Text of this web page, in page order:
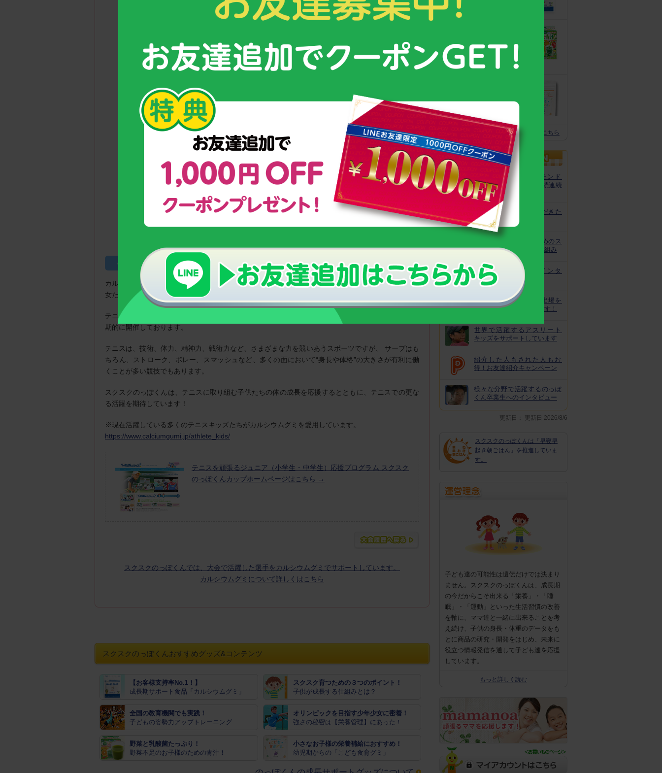
12歳以下 女子シングルスの部
内田 結菜選手（写真左） 永岡 咲良選手（写真右）
のっぽくんカップとは
カルシウムグミを皆さまに提供している「スクスクのっぽくん」は、テニスに真剣に取り組む少年少
女たちを応援します！
テニス大会の企画運営を行うファイブフォー株式会社と協力し、「スクスクのっぽくんカップ」を定
期的に開催しております。
テニスは、技術、体力、精神力、戦術力など、さまざまな力を競いあうスポーツですが、 サーブはも
ちろん、ストローク、ボレー、スマッシュなど、多くの面において“身長や体格”の大きさが有利に働
くことが多い競技でもあります。
スクスクのっぽくんは、テニスに取り組む子供たちの体の成長を応援するとともに、テニスでの更な
る活躍を期待しています！
※現在活躍している多くのテニスキッズたちがカルシウムグミを愛用しています。
https://www.calciumgumi.jp/athlete_kids/
テニスを頑張るジュニア（小学生・中学生）応援プログラム スクスク
のっぽくんカップホームページはこちら →
スクスクのっぽくんでは、大会で活躍した選手をカルシウムグミでサポートしています。
カルシウムグミについて詳しくはこちら
スクスクのっぽくんおすすめグッズ&コンテンツ
【お客様支持率No.1！】
成長期サポート食品「カルシウムグミ」
スクスク育つための３つのポイント！
子供が成長する仕組みとは？
全国の教育機関でも実践！
子どもの姿勢力アップトレーニング
オリンピックを目指す少年少女に密着！
強さの秘密は【栄養管理】にあった！
野菜と乳酸菌たっぷり！
野菜不足のお子様のための青汁！
小さなお子様の栄養補給におすすめ！
幼児期からの「こども食育グミ」
野菜と乳酸菌
たっぷり！
守る力を高める
給に最適！ 身
スクスクのっぽくん推奨全グッズはこちら
カルシウムグミが、モンド
「最高金賞」を13年連続連続
受賞！
非常時にお役立ていただきた
いトレーニング
皆様の安心と安全のためのス
クスクのっぽくんの取り組み
なでしこ宮間選手にインタ
ビュー！
ジュニアオリンピック出場を
目指してがんばっています！
世界で活躍するアスリート
キッズをサポートしています
紹介した人もされた人もお
得！お友達紹介キャンペーン
様々な分野で活躍するのっぽ
くん卒業生へのインタビュー
更新日： 更新日 2026/8/6
スクスクのっぽくんは「早寝早
起き朝ごはん」を推進していま
す。
子ども達の可能性は遺伝だけでは決まり
ません。スクスクのっぽくんは、成長期
の今だからこそ出来る「栄養」・「睡
眠」・「運動」といった生活習慣の改善
を軸に、ママ達と一緒に出来ることを考
え続け、子供の身長・体重のデータをも
とに商品の研究・開発をはじめ、未来に
役立つ情報発信を通して子ども達を応援
しています。
もっと詳しく読む